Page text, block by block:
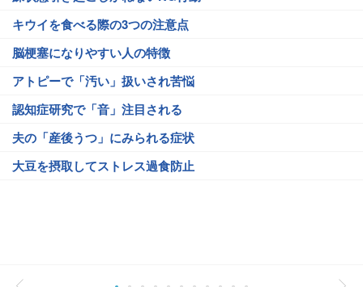
キウイを食べる際の3つの注意点
脳梗塞になりやすい人の特徴
アトピーで「汚い」扱いされ苦悩
認知症研究で「音」注目される
夫の「産後うつ」にみられる症状
大豆を摂取してストレス過食防止